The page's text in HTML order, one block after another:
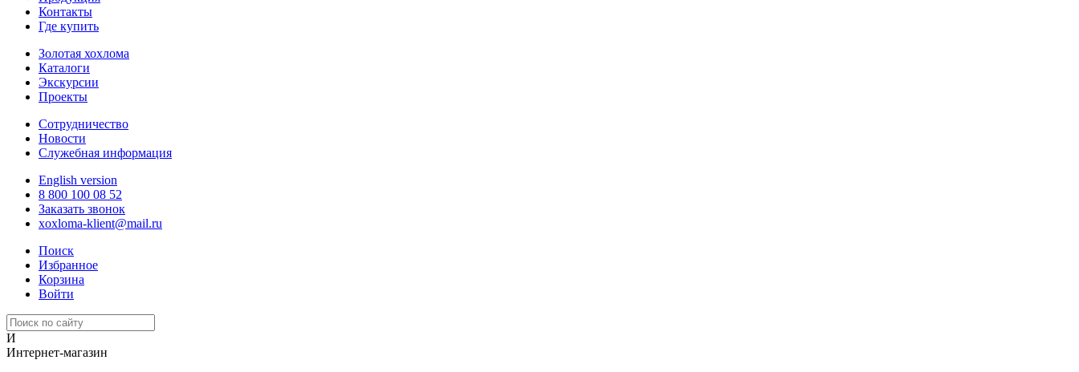
Контакты
Где купить
Золотая хохлома
Каталоги
Экскурсии
Проекты
Сотрудничество
Новости
Служебная информация
English version
8 800 100 08 52
Заказать звонок
xoxloma-klient@mail.ru
Поиск
Избранное
Корзина
Войти
И
Интернет-магазин